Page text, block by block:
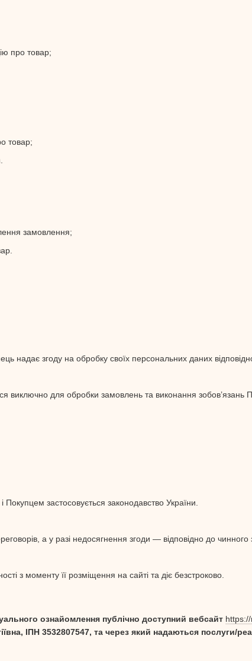
про товар;
товар;
замовлення;
згоду на обробку своїх персональних даних
виключно для обробки замовлень та виконання зобов’язань
застосовується законодавство України.
а у разі недосягнення згоди — відповідно до чинного
з моменту її розміщення на сайті та діє безстроково.
ознайомлення публічно доступний вебсайт
ІПН 3532807547, та через який надаються послуги/